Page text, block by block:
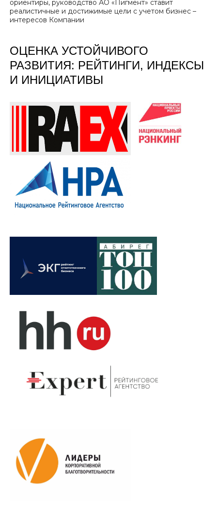
ориентиры, руководство АО «Пигмент» ставит
реалистичные и достижимые цели с учетом бизнес –
интересов Компании
ОЦЕНКА УСТОЙЧИВОГО
РАЗВИТИЯ: РЕЙТИНГИ, ИНДЕКСЫ
И ИНИЦИАТИВЫ